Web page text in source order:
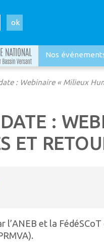
ok
Nos
: Webinaire « Milieux
:
ET
l’ANEB et la